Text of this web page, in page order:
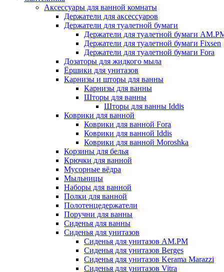
Аксессуары для ванной комнаты
Держатели для аксессуаров
Держатели для туалетной бумаги
Держатели для туалетной бумаги
Держатели для туалетной бумаги Fixsen
Держатели для туалетной бумаги Fora
Дозаторы для жидкого мыла
Ёршики для унитазов
Карнизы и шторы для ванны
Карнизы для ванны
Шторы для ванны
Шторы для ванны Iddis
Коврики для ванной
Коврики для ванной Fora
Коврики для ванной Iddis
Коврики для ванной Moroshka
Корзины для белья
Крючки для ванной
Мусорные вёдра
Мыльницы
Наборы для ванной
Полки для ванной
Полотенцедержатели
Поручни для ванны
Сиденья для ванны
Сиденья для унитазов
Сиденья для унитазов AM.PM
Сиденья для унитазов Berges
Сиденья для унитазов Kerama Marazzi
Сиденья для унитазов Vitra